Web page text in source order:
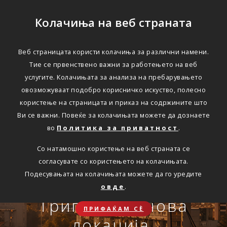
Колачиња на веб страната
Веб страницата користи колачиња за различни намени.
Тие се првенствено важни за работењето на веб
услугите. Колачињата за анализа на пребарувањето
овозможуваат подобро корисничко искуство, полесно
користење на страницата и приказ на содржините што
Ви се важни. Повеќе за колачињата можете да дознаете
во Политика за приватност .
Со натамошно користење на веб страната се
согласувате со користењето на колачињата.
Подесувањата на колачињата можете да го уредите
овде .
ПРИФАЌАМ СЀ
Триглав на нова
Сѐ ќе биде во ред
Совет, информација или инспирација за секоја животна
Онлајн пријава на
осигурен случај преку
OneID
Travel Smart и Travel
Smart Plus
Едноставно преку
интернет
АВТОМОБИЛСКА ОДГОВОРНОСТ
Oнлајн обнова на осигурување.
ЗДРАВСТВЕНО ПАТНИЧКО